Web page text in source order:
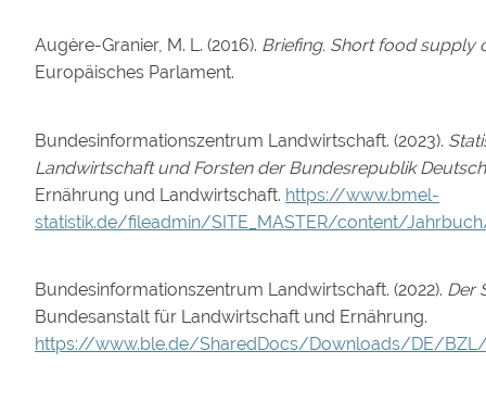
Augère-Granier, M. L. (2016). Briefing. Short food supply
Europäisches Parlament.
Bundesinformationszentrum Landwirtschaft. (2023).
Landwirtschaft und Forsten der Bundesrepublik
Ernährung und Landwirtschaft. https://www.bmel-
statistik.de/fileadmin/SITE_MASTER/content/
Bundesinformationszentrum Landwirtschaft. (2022). Der
Bundesanstalt für Landwirtschaft und Ernährung.
https://www.ble.de/SharedDocs/Downloads/DE/